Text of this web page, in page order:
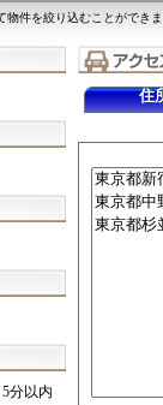
件を絞り込むことができ
5分以内
住